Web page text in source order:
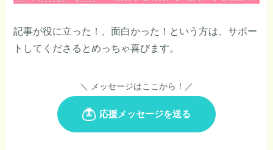
記事が役に立った！、面白かった！という方は、サポー
トしてくださるとめっちゃ喜びます。
＼ メッセージはここから！／